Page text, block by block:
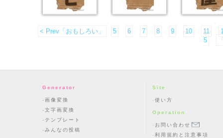
< Prev「おもしろい」 5 6 7 8 9 10 11
5
Generator
画像変換
文字画変換
テンプレート
みんなの投稿
Site
使い方
Operation
お問い合わせ
利用規約と注意事項